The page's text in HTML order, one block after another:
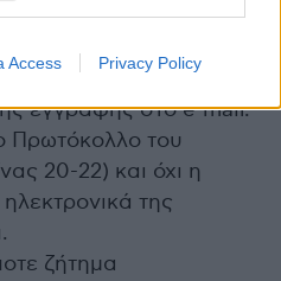
Access Privacy Policy
για εγγραφή στο
λαμβάνεται
υποβολής
εγγραφής στο e-mail:
Πρωτόκολλο του
20-22) και όχι η
της
ζήτημα